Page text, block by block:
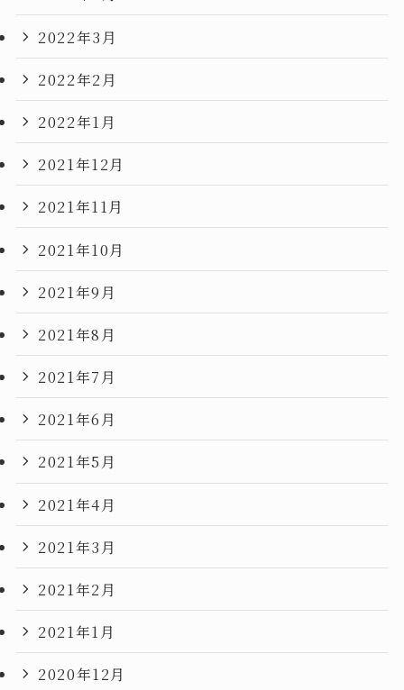
2022年3月
2022年2月
2022年1月
2021年12月
2021年11月
2021年10月
2021年9月
2021年8月
2021年7月
2021年6月
2021年5月
2021年4月
2021年3月
2021年2月
2021年1月
2020年12月